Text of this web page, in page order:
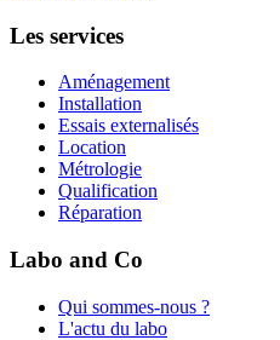
Les services
Aménagement
Installation
Essais externalisés
Location
Métrologie
Qualification
Réparation
Labo and Co
Qui sommes-nous ?
L'actu du labo